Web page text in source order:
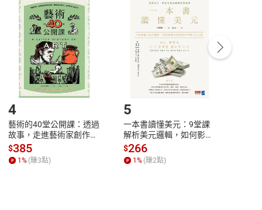
點選「瀏覽訂單明細」
「申請取消訂單/ 退
貨。
付款方式
Payment
完成訂單
Complete
號，下載書籍後看書
4
藝術的40堂公開課：透過
故事，走進藝術家創作現
場，看藝術如何誕生、如
何形塑人類生活【電子
書】
$385
1% (賺3點)
5
一本書讀懂美元：9堂課
解析美元邏輯，如何影響
全球經濟和每個人的投資
【電子書】
$266
1% (賺2點)